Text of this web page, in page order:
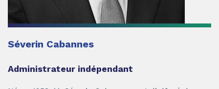
Séverin Cabannes
Administrateur indépendant